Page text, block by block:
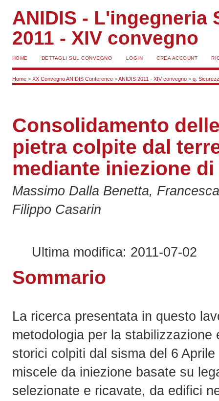
ANIDIS - L'ingegneria
2011 - XIV convegno
HOME DETTAGLI SUL CONVEGNO LOGIN CREA ACCOUNT
Home> XX Convegno ANIDIS Conference>ANIDIS 2011 - XIV convegno> q.
Consolidamento
pietra colpite dal
mediante iniezione
Massimo Dalla Benetta,
Filippo Casarin
Ultima modifica: 2011-07-02
Sommario
La ricerca presentata in questo
metodologia per la
storici colpiti dal sisma del 6 Aprile
miscele da iniezione basate su
selezionate e ricavate, da edifici